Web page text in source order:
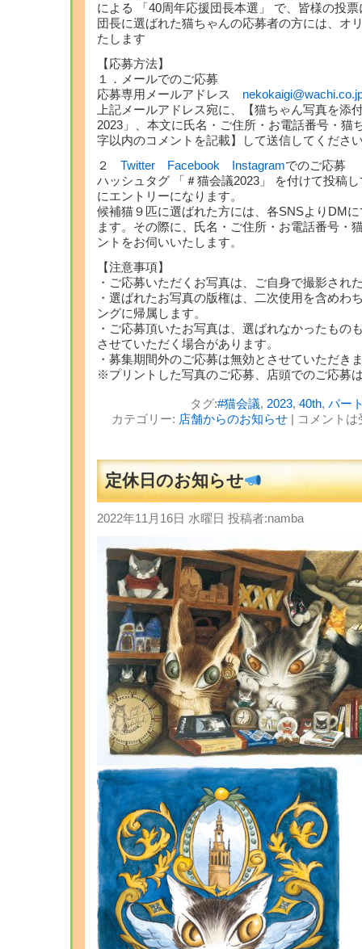
による 「40周年応援団長本選」 で、皆様の投
団長に選ばれた猫ちゃんの応募者の方には、オ
たします
【応募方法】
１．メールでのご応募
応募専用メールアドレス
上記メールアドレス宛に、【猫ちゃん写真を添
2023」、本文に氏名・ご住所・お電話番号・猫
字以内のコメントを記載】して送信してくださ
２ Twitter Facebook Instagramでのご応募
ハッシュタグ 「＃猫会議2023」 を付けて投稿
にエントリーになります。
候補猫９匹に選ばれた方には、各SNSよりDM
ます。その際に、氏名・ご住所・お電話番号・
ントをお伺いいたします。
【注意事項】
・ご応募いただくお写真は、ご自身で撮影され
・選ばれたお写真の版権は、二次使用を含めわ
ングに帰属します。
・ご応募頂いたお写真は、選ばれなかったもの
させていただく場合があります。
・募集期間外のご応募は無効とさせていただき
※プリントした写真のご応募、店頭でのご応募
タグ:#猫会議, 2023, 40th, パー
カテゴリー: 店舗からのお知らせ| コメント
定休日のお知らせ
2022年11月16日 水曜日 投稿者:namba